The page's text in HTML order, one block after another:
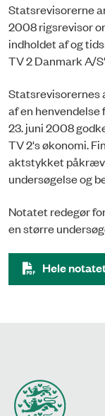
Statsrevisorerne
2008 rigsrevisor
indholdet af og
TV 2 Danmark A/
Statsrevisorernes
af en henvendelse
23. juni 2008
TV 2's økonomi.
aktstykket
undersøgelse og
Notatet redegør
en større
Hele